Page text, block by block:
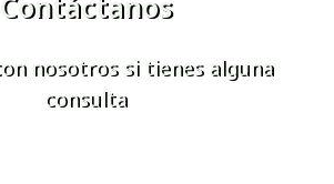
nosotros si tienes alguna
consulta